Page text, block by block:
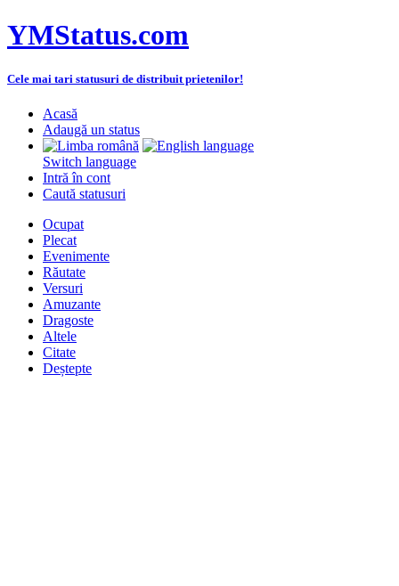
YMStatus.com
Cele mai tari statusuri de distribuit prietenilor!
Acasă
Adaugă un status
Switch language
Intră în cont
Caută statusuri
Ocupat
Plecat
Evenimente
Răutate
Versuri
Amuzante
Dragoste
Altele
Citate
Deștepte